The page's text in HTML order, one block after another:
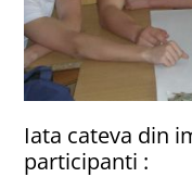
Iata cateva din
participanti :